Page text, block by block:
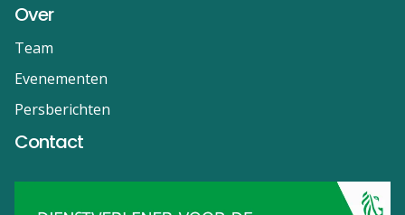
Over
Team
Evenementen
Persberichten
Contact